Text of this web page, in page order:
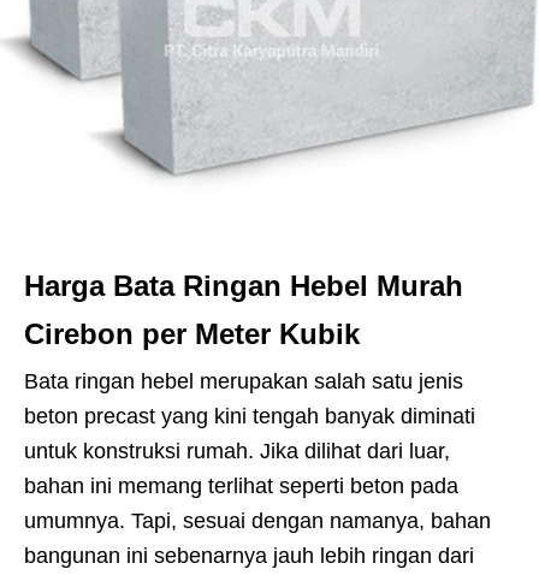
Harga Bata Ringan Hebel Murah
Cirebon per Meter Kubik
Bata ringan hebel merupakan salah satu jenis
beton precast yang kini tengah banyak diminati
untuk konstruksi rumah. Jika dilihat dari luar,
bahan ini memang terlihat seperti beton pada
umumnya. Tapi, sesuai dengan namanya, bahan
bangunan ini sebenarnya jauh lebih ringan dari